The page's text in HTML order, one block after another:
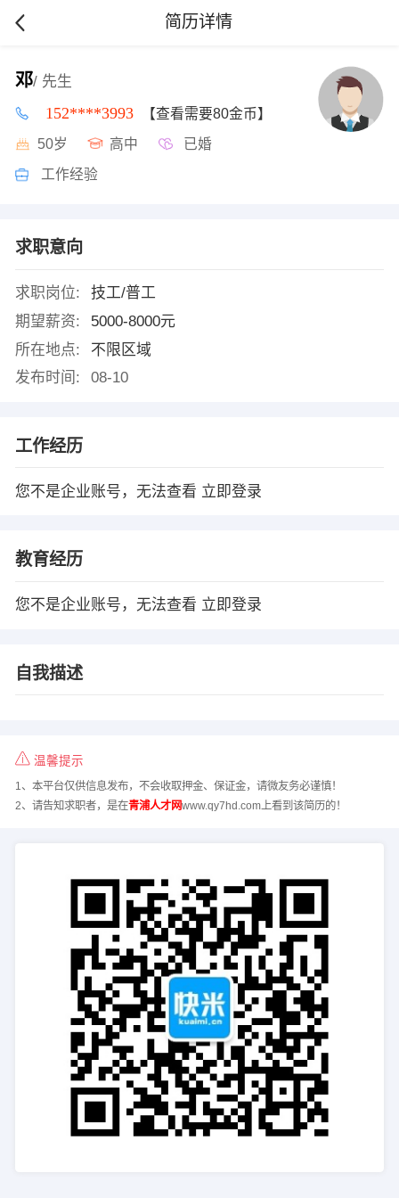
简历详情
邓/ 先生
152****3993 【查看需要80金币】
50岁 高中 已婚
工作经验
求职意向
求职岗位:
技工/普工
期望薪资:
5000-8000元
所在地点:
不限区域
发布时间:
08-10
工作经历
您不是企业账号，无法查看 立即登录
教育经历
您不是企业账号，无法查看 立即登录
自我描述
温馨提示
1、本平台仅供信息发布，不会收取押金、保证金，请微友务必谨慎！
2、请告知求职者，是在青浦人才网www.qy7hd.com上看到该简历的！